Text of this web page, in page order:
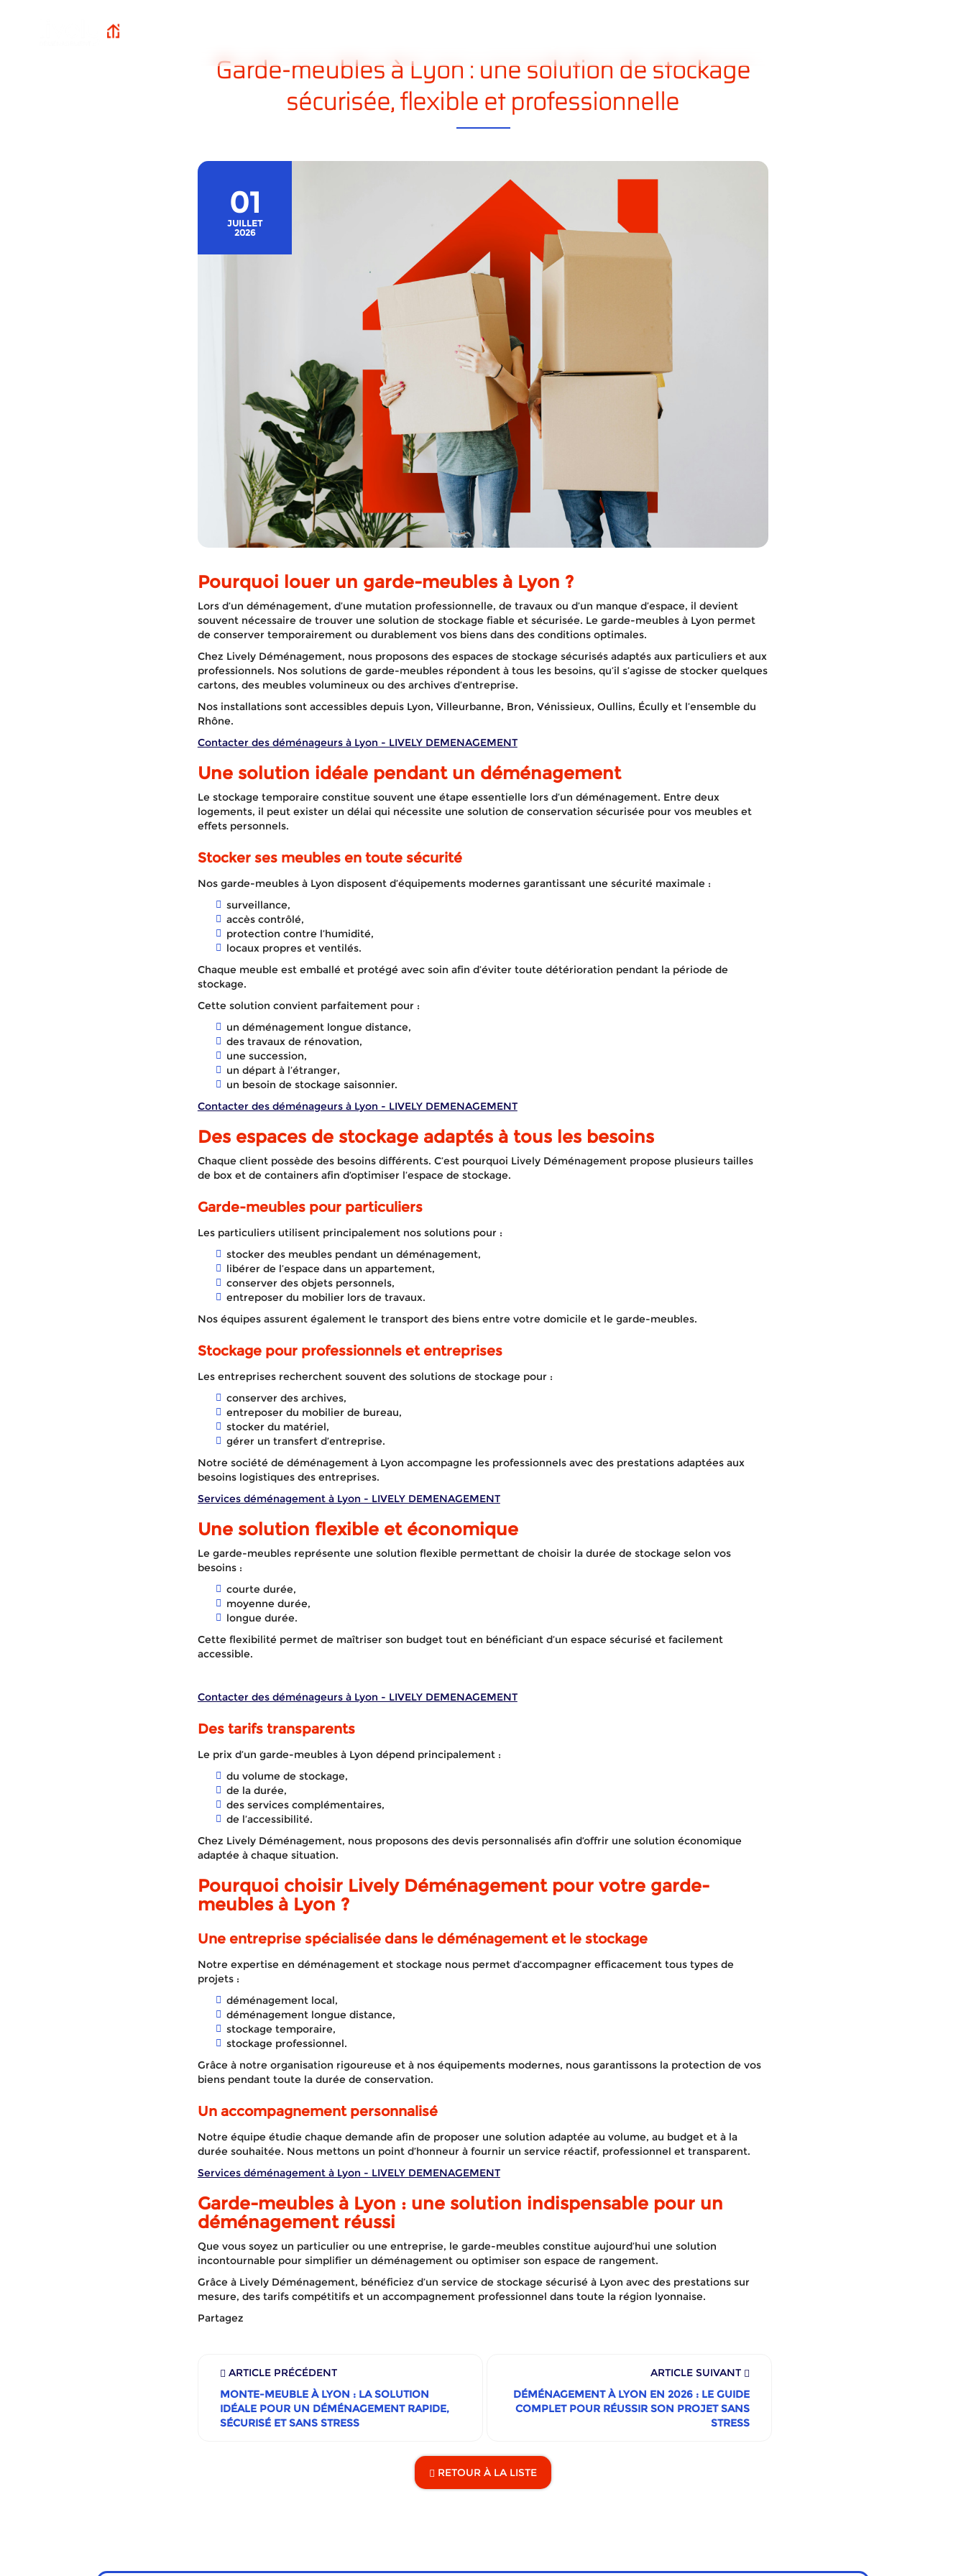
Garde-meubles à Lyon : une solution de stockage
sécurisée, flexible et professionnelle
01
JUILLET
2026
Pourquoi louer un garde-meubles à Lyon ?
Lors d’un déménagement, d’une mutation professionnelle, de travaux ou d’un manque d’espace, il devient
souvent nécessaire de trouver une solution de stockage fiable et sécurisée. Le garde-meubles à Lyon permet
de conserver temporairement ou durablement vos biens dans des conditions optimales.
Chez Lively Déménagement, nous proposons des espaces de stockage sécurisés adaptés aux particuliers et aux
professionnels. Nos solutions de garde-meubles répondent à tous les besoins, qu’il s’agisse de stocker quelques
cartons, des meubles volumineux ou des archives d’entreprise.
Nos installations sont accessibles depuis Lyon, Villeurbanne, Bron, Vénissieux, Oullins, Écully et l’ensemble du
Rhône.
Contacter des déménageurs à Lyon - LIVELY DEMENAGEMENT
Une solution idéale pendant un déménagement
Le stockage temporaire constitue souvent une étape essentielle lors d’un déménagement. Entre deux
logements, il peut exister un délai qui nécessite une solution de conservation sécurisée pour vos meubles et
effets personnels.
Stocker ses meubles en toute sécurité
Nos garde-meubles à Lyon disposent d’équipements modernes garantissant une sécurité maximale :
surveillance,
accès contrôlé,
protection contre l’humidité,
locaux propres et ventilés.
Chaque meuble est emballé et protégé avec soin afin d’éviter toute détérioration pendant la période de
stockage.
Cette solution convient parfaitement pour :
un déménagement longue distance,
des travaux de rénovation,
une succession,
un départ à l’étranger,
un besoin de stockage saisonnier.
Contacter des déménageurs à Lyon - LIVELY DEMENAGEMENT
Des espaces de stockage adaptés à tous les besoins
Chaque client possède des besoins différents. C’est pourquoi Lively Déménagement propose plusieurs tailles
de box et de containers afin d’optimiser l’espace de stockage.
Garde-meubles pour particuliers
Les particuliers utilisent principalement nos solutions pour :
stocker des meubles pendant un déménagement,
libérer de l’espace dans un appartement,
conserver des objets personnels,
entreposer du mobilier lors de travaux.
Nos équipes assurent également le transport des biens entre votre domicile et le garde-meubles.
Stockage pour professionnels et entreprises
Les entreprises recherchent souvent des solutions de stockage pour :
conserver des archives,
entreposer du mobilier de bureau,
stocker du matériel,
gérer un transfert d’entreprise.
Notre société de déménagement à Lyon accompagne les professionnels avec des prestations adaptées aux
besoins logistiques des entreprises.
Services déménagement à Lyon - LIVELY DEMENAGEMENT
Une solution flexible et économique
Le garde-meubles représente une solution flexible permettant de choisir la durée de stockage selon vos
besoins :
courte durée,
moyenne durée,
longue durée.
Cette flexibilité permet de maîtriser son budget tout en bénéficiant d’un espace sécurisé et facilement
accessible.
Contacter des déménageurs à Lyon - LIVELY DEMENAGEMENT
Des tarifs transparents
Le prix d’un garde-meubles à Lyon dépend principalement :
du volume de stockage,
de la durée,
des services complémentaires,
de l’accessibilité.
Chez Lively Déménagement, nous proposons des devis personnalisés afin d’offrir une solution économique
adaptée à chaque situation.
Pourquoi choisir Lively Déménagement pour votre garde-
meubles à Lyon ?
Une entreprise spécialisée dans le déménagement et le stockage
Notre expertise en déménagement et stockage nous permet d’accompagner efficacement tous types de
projets :
déménagement local,
déménagement longue distance,
stockage temporaire,
stockage professionnel.
Grâce à notre organisation rigoureuse et à nos équipements modernes, nous garantissons la protection de vos
biens pendant toute la durée de conservation.
Un accompagnement personnalisé
Notre équipe étudie chaque demande afin de proposer une solution adaptée au volume, au budget et à la
durée souhaitée. Nous mettons un point d’honneur à fournir un service réactif, professionnel et transparent.
Services déménagement à Lyon - LIVELY DEMENAGEMENT
Garde-meubles à Lyon : unesolution indispensable pour un
déménagement réussi
Que vous soyez un particulier ou une entreprise, le garde-meubles constitue aujourd’hui une solution
incontournable pour simplifier un déménagement ou optimiser son espace de rangement.
Grâce à Lively Déménagement, bénéficiez d’un service de stockage sécurisé à Lyon avec des prestations sur
mesure, des tarifs compétitifs et un accompagnement professionnel dans toute la région lyonnaise.
Partagez
ARTICLE PRÉCÉDENT
MONTE-MEUBLE À LYON : LA SOLUTION
IDÉALE POUR UN DÉMÉNAGEMENT RAPIDE,
SÉCURISÉ ET SANS STRESS
ARTICLE SUIVANT
DÉMÉNAGEMENT À LYON EN 2026 : LE GUIDE
COMPLET POUR RÉUSSIR SON PROJET SANS
STRESS
RETOUR À LA LISTE